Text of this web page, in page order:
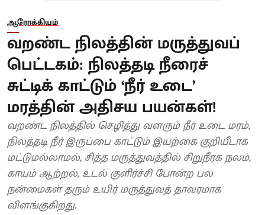
ஆரோக்கியம்
வறண்ட நிலத்தின் மருத்துவப்
பெட்டகம்: நிலத்தடி நீரைச்
சுட்டிக் காட்டும் ‘நீர் உடை’
மரத்தின் அதிசய பயன்கள்!
வறண்ட நிலத்தில் செழித்து வளரும் நீர் உடை மரம்,
நிலத்தடி நீர் இருப்பை காட்டும் இயற்கை குறியீடாக
மட்டுமல்லாமல், சித்த மருத்துவத்தில் சிறுநீரக நலம்,
காயம் ஆற்றல், உடல் குளிர்ச்சி போன்ற பல
நன்மைகள் தரும் உயிர் மருத்துவத் தாவரமாக
விளங்குகிறது.